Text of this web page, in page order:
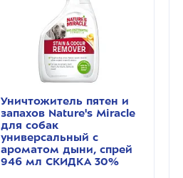
Уничтожитель пятен и
запахов Nature's Miracle
для собак
универсальный с
ароматом дыни, спрей
946 мл СКИДКА 30%